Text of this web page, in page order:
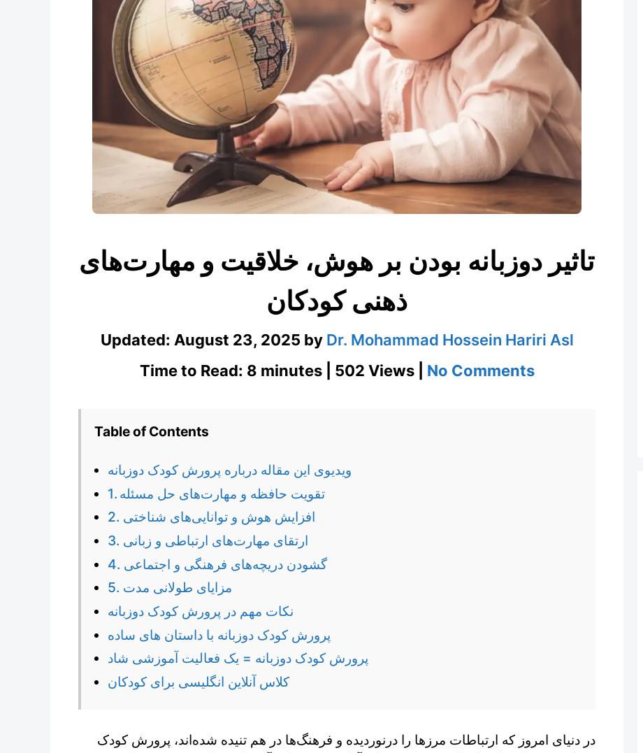
تاثیر دوزبانه بودن بر هوش، خلاقیت و مهارت‌های
ذهنی کودکان
Updated: August 23, 2025 by Dr. Mohammad Hossein Hariri Asl
Time to Read: 8 minutes | 502 Views | No Commentson
Table of Contents
ویدیوی این مقاله درباره پرورش کودک دوزبانه
1. تقویت حافظه و مهارت‌های حل مسئله
2. افزایش هوش و توانایی‌های شناختی
3. ارتقای مهارت‌های ارتباطی و زبانی
4. گشودن دریچه‌های فرهنگی و اجتماعی
5. مزایای طولانی مدت
نکات مهم در پرورش کودک دوزبانه
پرورش کودک دوزبانه با داستان های ساده
پرورش کودک دوزبانه = یک فعالیت آموزشی شاد
کلاس آنلاین انگلیسی برای کودکان
در دنیای امروز که ارتباطات مرزها را درنوردیده و فرهنگ‌ها در هم تنیده شده‌اند، پرورش کودک